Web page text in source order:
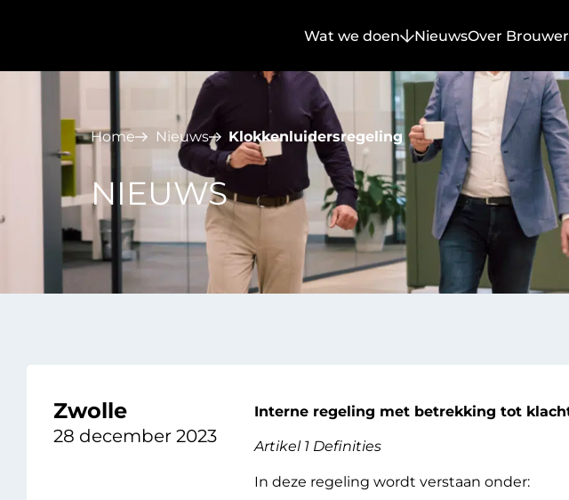
Wat we doen NieuwsOver
NIEUWS
Home Nieuws Klokkenluidersregeling
Zwolle
28 december 2023
Interne regeling met betrekking tot
Artikel 1 Definities
In deze regeling wordt verstaan onder: